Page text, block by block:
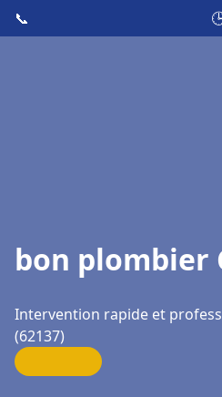
📞
bon plombier
Intervention rapide et
(62137)